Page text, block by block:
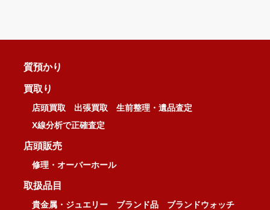
質預かり
買取り
店頭買取 出張買取
生前整理・遺品査定
X線分析で正確査定
店頭販売
修理・オーバーホール
取扱品目
貴金属・ジュエリー ブランド品
ブランドウォッチ